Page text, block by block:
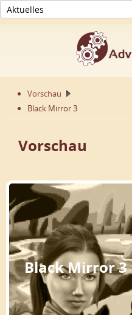
Vorschau
Black Mirror 3
Vorschau
Black Mirror 3